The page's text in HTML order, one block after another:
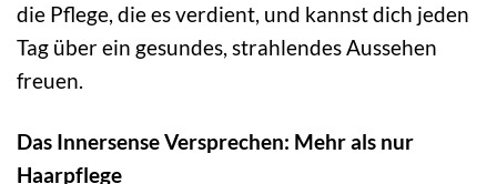
die Pflege, die es verdient, und kannst dich jeden
Tag über ein gesundes, strahlendes Aussehen
freuen.
Das Innersense Versprechen: Mehr als nur
Haarpflege